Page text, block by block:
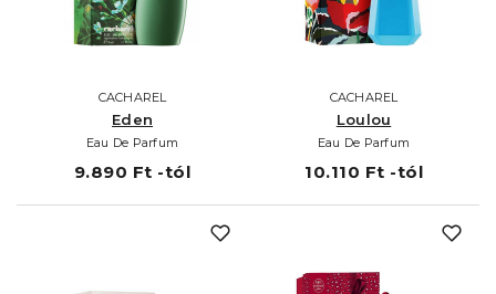
CACHAREL
Eden
Eau De Parfum
9.890 Ft -tól
CACHAREL
Loulou
Eau De Parfum
10.110 Ft -tól